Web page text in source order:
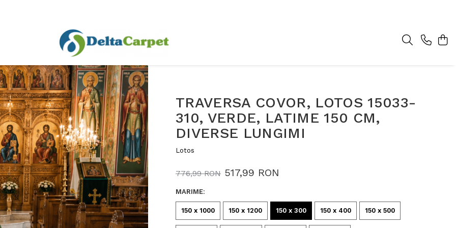
TRAVERSA COVOR, LOTOS 15033-
310, VERDE, LATIME 150 CM,
DIVERSE LUNGIMI
Lotos
776,99 RON 517,99 RON
MARIME:
150 x 1000 150 x 1200 150 x 300 150 x 400 150 x 500